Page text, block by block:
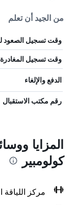
من الجيد أن تعلم
وقت تسجيل الصعود
وقت تسجيل المغادرة
الدفع والإلغاء
رقم مكتب الاستقبال
المزايا
كولومبير
مركز اللياقة